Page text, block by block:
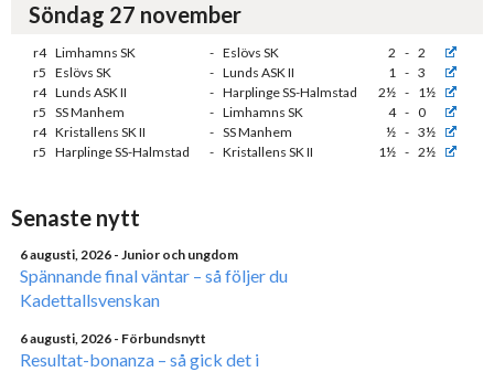
Söndag 27 november
r4 Limhamns SK - Eslövs SK 2 - 2
r5 Eslövs SK - Lunds ASK II 1 - 3
r4 Lunds ASK II - Harplinge SS-Halmstad 2½ - 1½
r5 SS Manhem - Limhamns SK 4 - 0
r4 Kristallens SK II - SS Manhem ½ - 3½
r5 Harplinge SS-Halmstad - Kristallens SK II 1½ - 2½
Senaste nytt
6 augusti, 2026 - Junior och ungdom
Spännande final väntar – så följer du
Kadettallsvenskan
6 augusti, 2026 - Förbundsnytt
Resultat-bonanza – så gick det i